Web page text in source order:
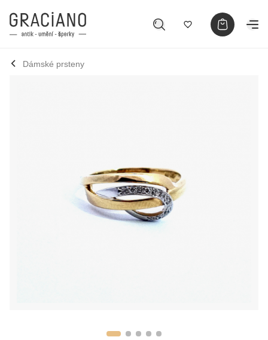
Dámské prsteny